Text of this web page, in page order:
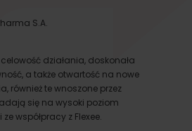
działania, doskonała
a także otwartość na nowe
również te wnoszone przez
się na wysoki poziom
współpracy z Flexee.
S.A.